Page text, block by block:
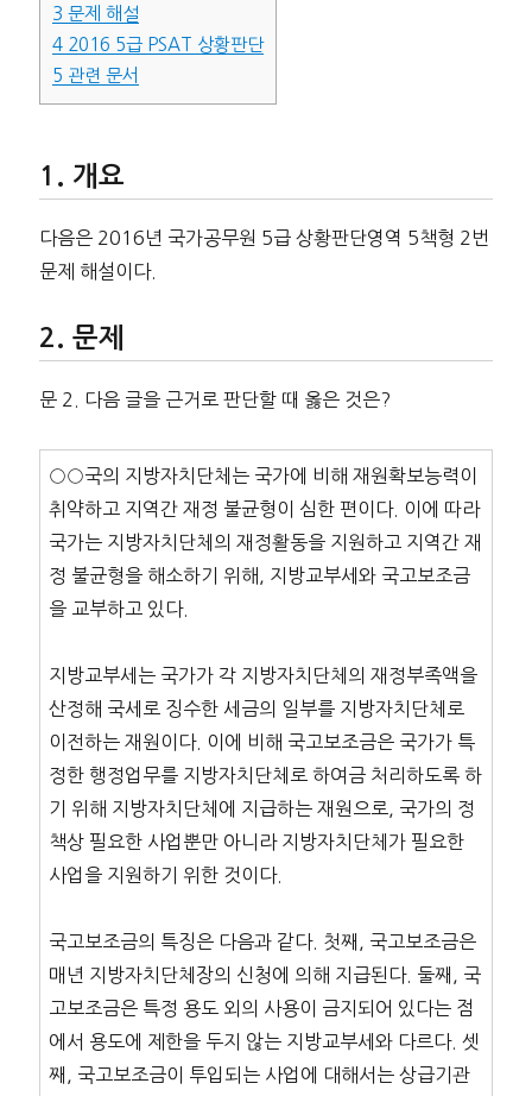
3 문제 해설
42016 5급 PSAT 상황판단
5 관련 문서
개요
다음은 2016년 국가공무원 5급 상황판단영역 5책형 2번
문제 해설이다.
문제
문 2. 다음 글을 근거로 판단할 때 옳은 것은?
○○국의 지방자치단체는 국가에 비해 재원확보능력이
취약하고 지역간 재정 불균형이 심한 편이다. 이에 따라
국가는 지방자치단체의 재정활동을 지원하고 지역간 재
정 불균형을 해소하기 위해, 지방교부세와 국고보조금
을 교부하고 있다.
지방교부세는 국가가 각 지방자치단체의 재정부족액을
산정해 국세로 징수한 세금의 일부를 지방자치단체로
이전하는 재원이다. 이에 비해 국고보조금은 국가가 특
정한 행정업무를 지방자치단체로 하여금 처리하도록 하
기 위해 지방자치단체에 지급하는 재원으로, 국가의 정
책상 필요한 사업뿐만 아니라 지방자치단체가 필요한
사업을 지원하기 위한 것이다.
국고보조금의 특징은 다음과 같다. 첫째, 국고보조금은
매년 지방자치단체장의 신청에 의해 지급된다. 둘째, 국
고보조금은 특정 용도 외의 사용이 금지되어 있다는 점
에서 용도에 제한을 두지 않는 지방교부세와 다르다. 셋
째, 국고보조금이 투입되는 사업에 대해서는 상급기관